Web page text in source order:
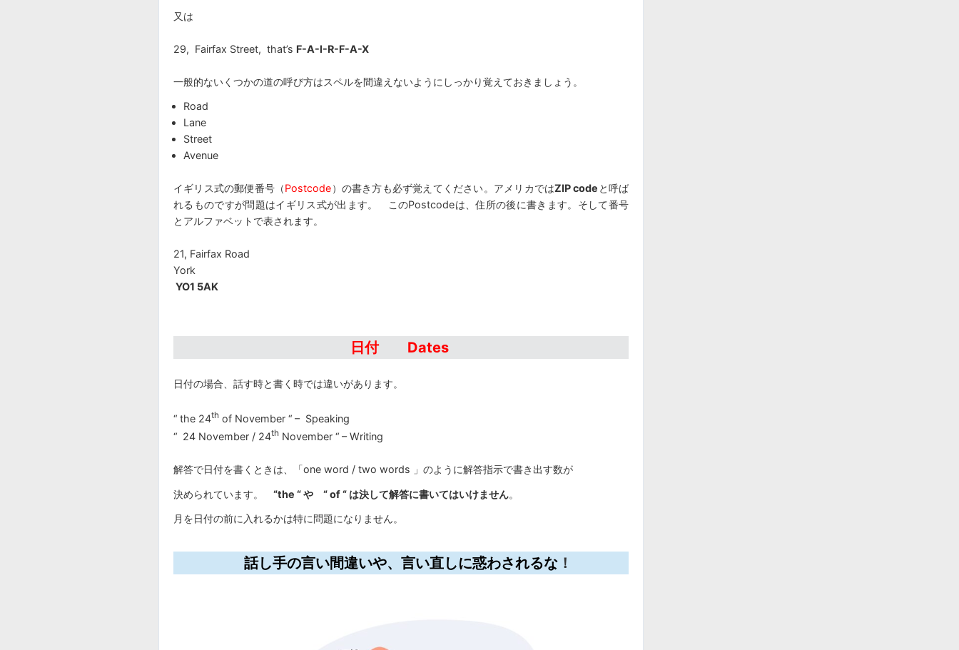
又は
29, Fairfax Street, that’s F-A-I-R-F-A-X
一般的ないくつかの道の呼び方はスペルを間違えないようにしっかり覚えておきましょう。
Road
Lane
Street
Avenue
イギリス式の郵便番号（Postcode）の書き方も必ず覚えてください。アメリカではZIP code と呼ば
れるものですが問題はイギリス式が出ます。 このPostcodeは、住所の後に書きます。そして番号
とアルファベットで表されます。
21, Fairfax Road
York
YO1 5AK
日付 Dates
日付の場合、話す時と書く時では違いがあります。
“ the 24th of November “ – Speaking
“ 24 November / 24th November “ – Writing
解答で日付を書くときは、「one word / two words 」のように解答指示で書き出す数が
決められています。 “the “ や “ of “ は決して解答に書いてはいけません。
月を日付の前に入れるかは特に問題になりません。
話し手の言い間違いや、言い直しに惑わされるな ！